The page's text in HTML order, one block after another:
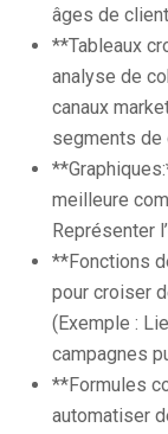
âges de
**Tableaux
analyse de
canaux
segments de
meilleure
Représenter
**Fonctions
pour croiser
(Exemple :
campagnes
**Formules
automatiser